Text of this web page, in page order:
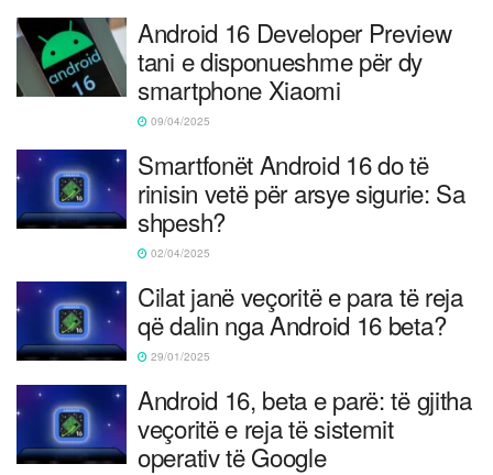
Android 16 Developer Preview
tani e disponueshme për dy
smartphone Xiaomi
09/04/2025
Smartfonët Android 16 do të
rinisin vetë për arsye sigurie: Sa
shpesh?
02/04/2025
Cilat janë veçoritë e para të reja
që dalin nga Android 16 beta?
29/01/2025
Android 16, beta e parë: të gjitha
veçoritë e reja të sistemit
operativ të Google